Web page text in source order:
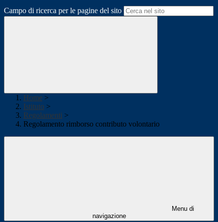
Campo di ricerca per le pagine del sito
Home >
Istituto >
Regolamenti >
Regolamento rimborso contributo volontario
Menu di
navigazione